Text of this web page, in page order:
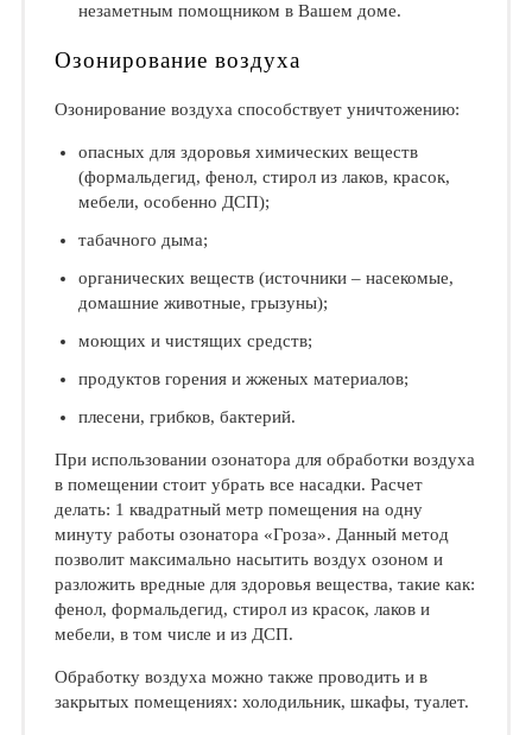
незаметным помощником в Вашем доме.
Озонирование воздуха
Озонирование воздуха способствует уничтожению:
опасных для здоровья химических веществ
(формальдегид, фенол, стирол из лаков, красок,
мебели, особенно ДСП);
табачного дыма;
органических веществ (источники – насекомые,
домашние животные, грызуны);
моющих и чистящих средств;
продуктов горения и жженых материалов;
плесени, грибков, бактерий.
При использовании озонатора для обработки воздуха
в помещении стоит убрать все насадки. Расчет
делать: 1 квадратный метр помещения на одну
минуту работы озонатора «Гроза». Данный метод
позволит максимально насытить воздух озоном и
разложить вредные для здоровья вещества, такие как:
фенол, формальдегид, стирол из красок, лаков и
мебели, в том числе и из ДСП.
Обработку воздуха можно также проводить и в
закрытых помещениях: холодильник, шкафы, туалет.